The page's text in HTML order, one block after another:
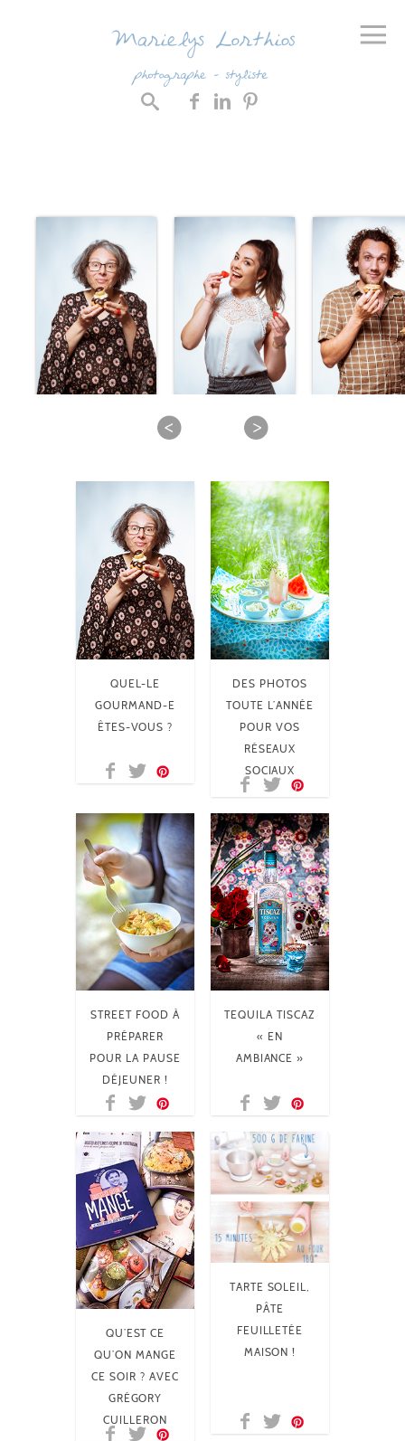
QUEL-LE
GOURMAND-E
ÊTES-VOUS ?
DES PHOTOS
TOUTE L’ANNÉE
POUR VOS
RÉSEAUX
SOCIAUX
STREET FOOD À
PRÉPARER
POUR LA PAUSE
DÉJEUNER !
TEQUILA TISCAZ
« EN
AMBIANCE »
QU’EST CE
QU’ON MANGE
CE SOIR ? AVEC
GRÉGORY
CUILLERON
TARTE SOLEIL,
PÂTE
FEUILLETÉE
MAISON !